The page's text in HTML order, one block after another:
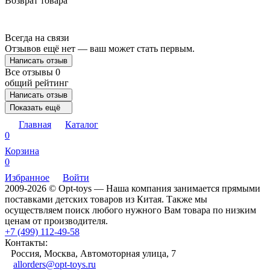
Всегда на связи
Отзывов ещё нет — ваш может стать первым.
Написать отзыв
Все отзывы 0
общий рейтинг
Написать отзыв
Показать ещё
Главная
Каталог
0
Корзина
0
Избранное
Войти
2009-2026 © Opt-toys — Наша компания занимается прямыми
поставками детских товаров из Китая. Также мы
осуществляем поиск любого нужного Вам товара по низким
ценам от производителя.
+7 (499) 112-49-58
Контакты:
Россия, Москва, Автомоторная улица, 7
allorders@opt-toys.ru